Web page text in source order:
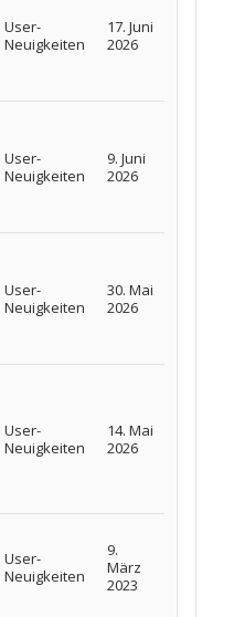
User-
Neuigkeiten
17. Juni
2026
User-
Neuigkeiten
9. Juni
2026
User-
Neuigkeiten
30. Mai
2026
User-
Neuigkeiten
14. Mai
2026
User-
Neuigkeiten
9.
März
2023